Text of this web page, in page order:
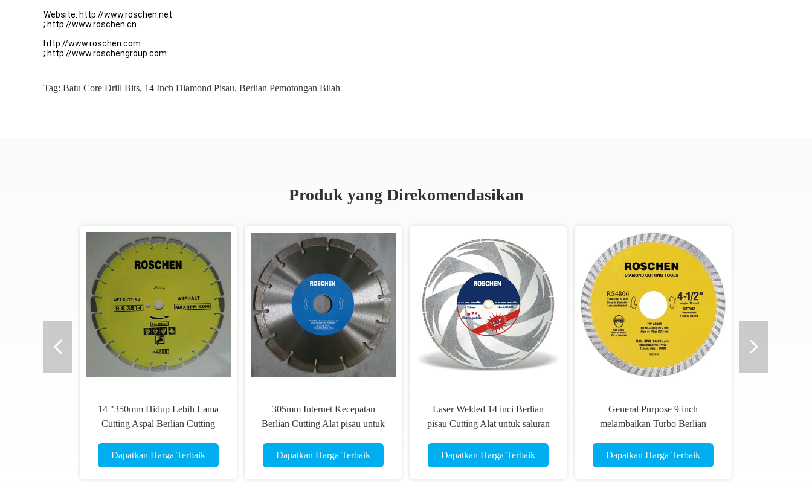
Website: http://www.roschen.net
; http://www.roschen.cn
http://www.roschen.com
; http://www.roschengroup.com
Tag: Batu Core Drill Bits, 14 Inch Diamond Pisau, Berlian Pemotongan Bilah
Produk yang Direkomendasikan
14 "350mm Hidup Lebih Lama
Cutting Aspal Berlian Cutting
Dapatkan Harga Terbaik
305mm Internet Kecepatan
Berlian Cutting Alat pisau untuk
Dapatkan Harga Terbaik
Laser Welded 14 inci Berlian
pisau Cutting Alat untuk saluran
Dapatkan Harga Terbaik
General Purpose 9 inch
melambaikan Turbo Berlian
Dapatkan Harga Terbaik